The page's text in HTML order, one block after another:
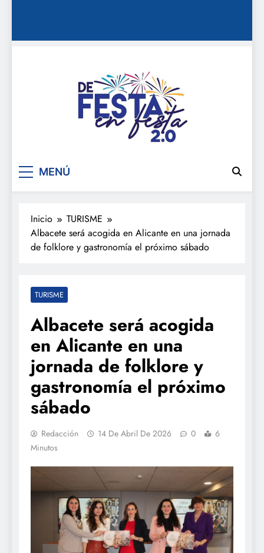
De festa en festa 2.0
MENÚ
Inicio
TURISME
Albacete será acogida en Alicante en una jornada
de folklore y gastronomía el próximo sábado
TURISME
Albacete será acogida
en Alicante en una
jornada de folklore y
gastronomía el próximo
sábado
Redacción 14 De Abril De 2026 0
6
Minutos